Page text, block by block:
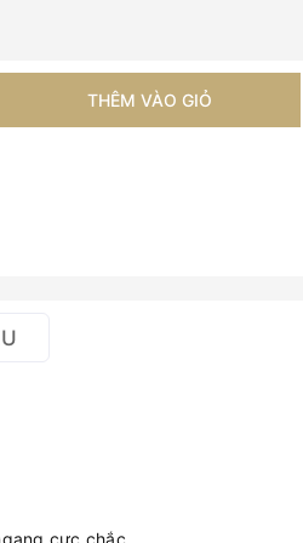
THÊM VÀO GIỎ